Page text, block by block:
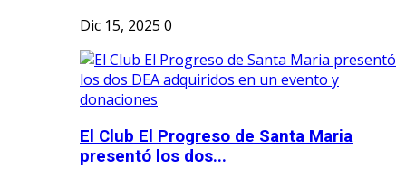
Dic 15, 2025 0
El Club El Progreso de Santa Maria
presentó los dos...